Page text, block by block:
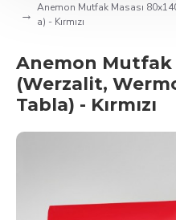
Anemon Mutfak Masası
a) - Kırmızı
Anemon Mutfak
(Werzalit,
Tabla) - Kırmızı